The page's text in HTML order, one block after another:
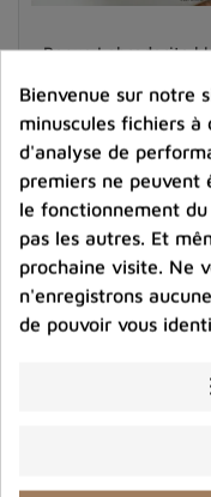
Bague Labradorite
Prix
75,00 €
shopping_cart 
Bienvenue sur notre
minuscules fichiers
d'analyse de
premiers ne peuvent
le fonctionnement
pas les autres. Et
prochaine visite. Ne
n'enregistrons
de pouvoir vous